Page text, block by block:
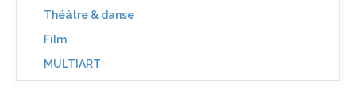
Théâtre & danse
Film
MULTIART